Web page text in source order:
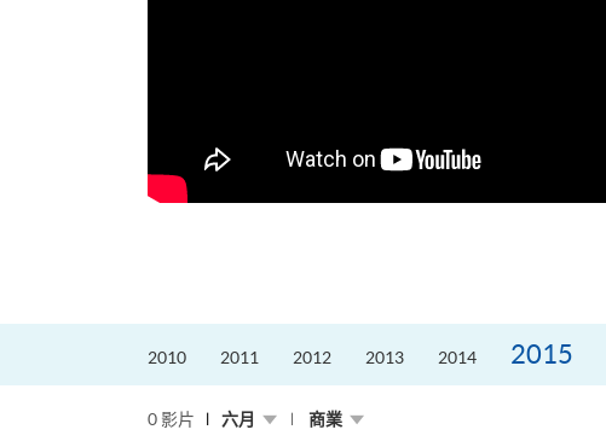
2010 2011 2012 2013 2014 2015
0 影片 六月 商業